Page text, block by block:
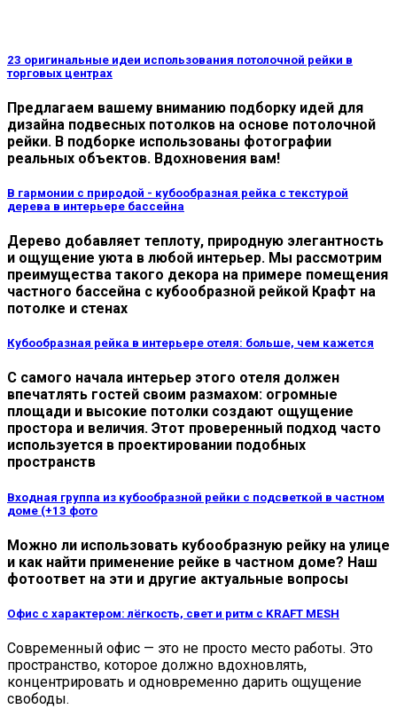
23 оригинальные идеи использования потолочной рейки в
торговых центрах
Предлагаем вашему вниманию подборку идей для
дизайна подвесных потолков на основе потолочной
рейки. В подборке использованы фотографии
реальных объектов. Вдохновения вам!
В гармонии с природой - кубообразная рейка с текстурой
дерева в интерьере бассейна
Дерево добавляет теплоту, природную элегантность
и ощущение уюта в любой интерьер. Мы рассмотрим
преимущества такого декора на примере помещения
частного бассейна с кубообразной рейкой Крафт на
потолке и стенах
Кубообразная рейка в интерьере отеля: больше, чем кажется
С самого начала интерьер этого отеля должен
впечатлять гостей своим размахом: огромные
площади и высокие потолки создают ощущение
простора и величия. Этот проверенный подход часто
используется в проектировании подобных
пространств
Входная группа из кубообразной рейки с подсветкой в частном
доме (+13 фото
Можно ли использовать кубообразную рейку на улице
и как найти применение рейке в частном доме? Наш
фотоответ на эти и другие актуальные вопросы
Офис с характером: лёгкость, свет и ритм с KRAFT MESH
Современный офис — это не просто место работы. Это
пространство, которое должно вдохновлять,
концентрировать и одновременно дарить ощущение
свободы.